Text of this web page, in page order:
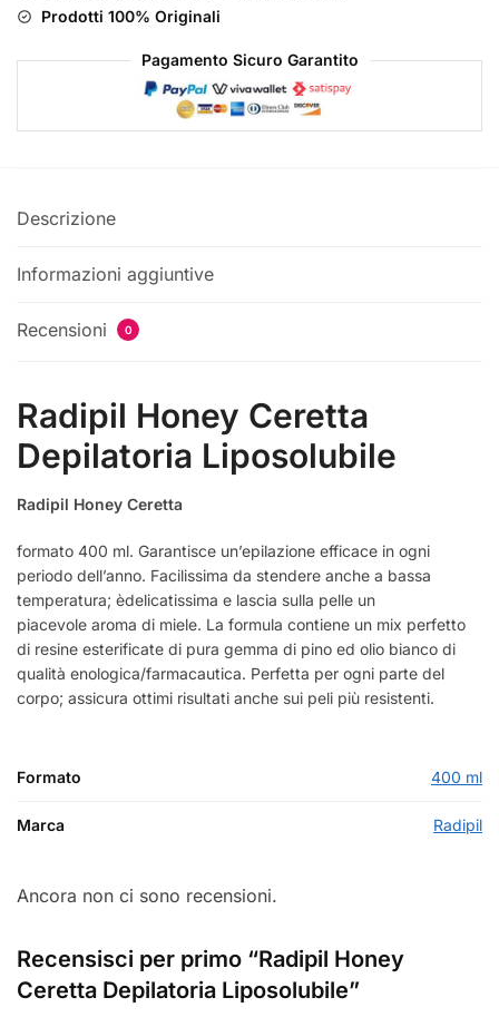
Prodotti 100% Originali
Pagamento Sicuro Garantito
Descrizione
Informazioni aggiuntive
Recensioni 0
Radipil Honey Ceretta
Depilatoria Liposolubile
Radipil Honey Ceretta
formato 400 ml. Garantisce un’epilazione efficace in ogni
periodo dell’anno. Facilissima da stendere anche a bassa
temperatura; èdelicatissima e lascia sulla pelle un
piacevole aroma di miele. La formula contiene un mix perfetto
di resine esterificate di pura gemma di pino ed olio bianco di
qualità enologica/farmacautica. Perfetta per ogni parte del
corpo; assicura ottimi risultati anche sui peli più resistenti.
Formato 400 ml
Marca Radipil
Ancora non ci sono recensioni.
Recensisci per primo “Radipil Honey
Ceretta Depilatoria Liposolubile”